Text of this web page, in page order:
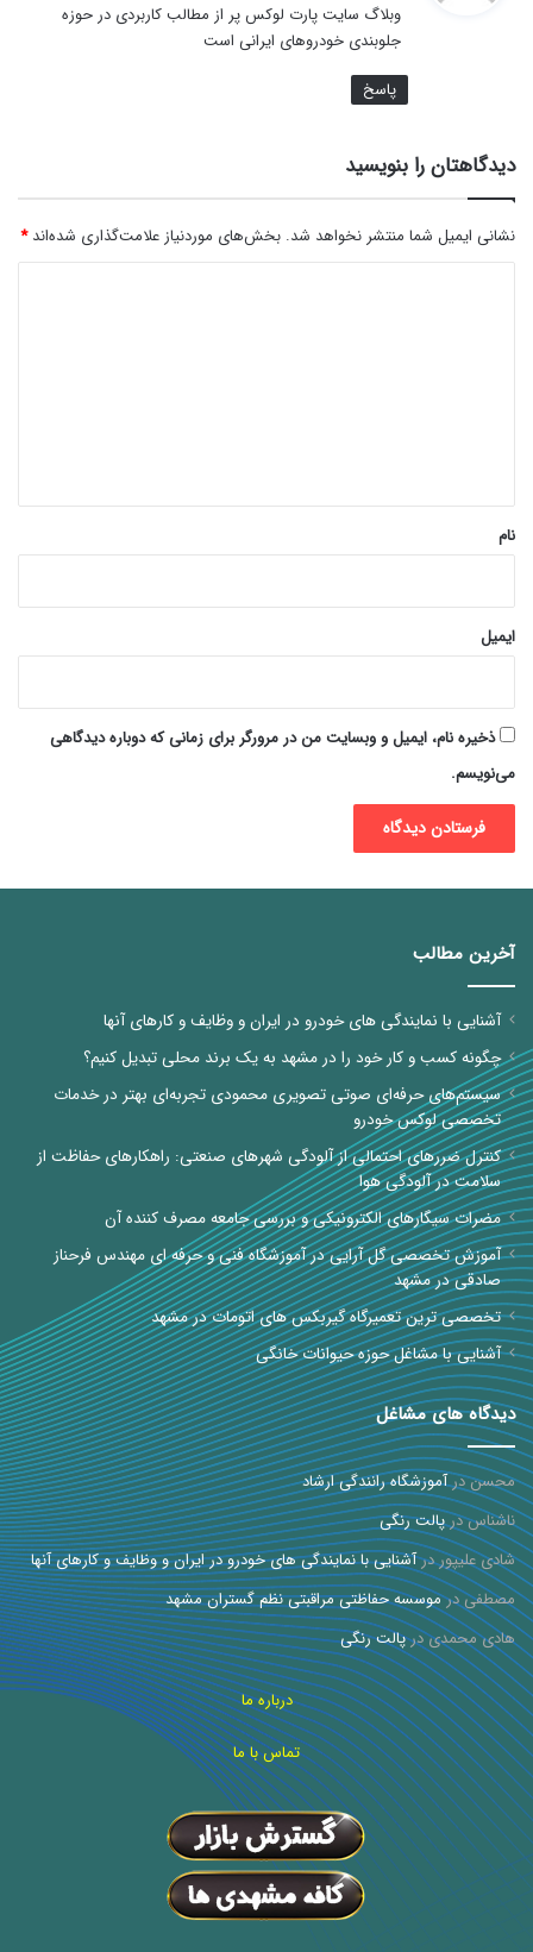
:
وبلاگ سایت پارت لوکس پر از مطالب کاربردی در حوزه
جلوبندی خودروهای ایرانی است
پاسخ
دیدگاهتان را بنویسید
نشانی ایمیل شما منتشر نخواهد شد. بخش‌های موردنیاز علامت‌گذاری شده‌اند*
نام
ایمیل
ذخیره نام، ایمیل و وبسایت من در مرورگر برای زمانی که دوباره دیدگاهی
می‌نویسم.
آخرین مطالب
آشنایی با نمایندگی های خودرو در ایران و وظایف و کارهای آنها
چگونه کسب و کار خود را در مشهد به یک برند محلی تبدیل کنیم؟
سیستم‌های حرفه‌ای صوتی تصویری محمودی تجربه‌ای بهتر در خدمات
تخصصی لوکس خودرو
کنترل ضررهای احتمالی از آلودگی شهرهای صنعتی: راهکارهای حفاظت از
سلامت در آلودگی هوا
مضرات سیگارهای الکترونیکی و بررسی جامعه مصرف کننده آن
آموزش تخصصی گل آرایی در آموزشگاه فنی و حرفه ای مهندس فرحناز
صادقی در مشهد
تخصصی ترین تعمیرگاه گیربکس های اتومات در مشهد
آشنایی با مشاغل حوزه حیوانات خانگی
دیدگاه های مشاغل
محسندرآموزشگاه رانندگی ارشاد
ناشناسدرپالت رنگی
شادی علیپوردرآشنایی با نمایندگی های خودرو در ایران و وظایف و کارهای آنها
مصطفیدرموسسه حفاظتی مراقبتی نظم گستران مشهد
هادی محمدیدرپالت رنگی
درباره ما
تماس با ما